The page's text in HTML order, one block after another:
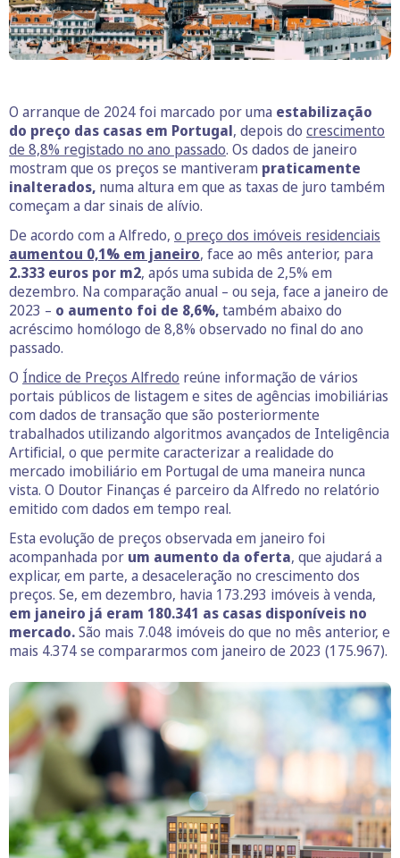
O arranque de 2024 foi marcado por uma estabilização
do preço das casas em Portugal, depois do crescimento
de 8,8% registado no ano passado. Os dados de janeiro
mostram que os preços se mantiveram praticamente
inalterados, numa altura em que as taxas de juro também
começam a dar sinais de alívio.
De acordo com a Alfredo, o preço dos imóveis residenciais
aumentou 0,1% em janeiro, face ao mês anterior, para
2.333 euros por m2, após uma subida de 2,5% em
dezembro. Na comparação anual – ou seja, face a janeiro de
2023 – o aumento foi de 8,6%,também abaixo do
acréscimo homólogo de 8,8% observado no final do ano
passado.
O Índice de Preços Alfredo reúne informação de vários
portais públicos de listagem e sites de agências imobiliárias
com dados de transação que são posteriormente
trabalhados utilizando algoritmos avançados de Inteligência
Artificial, o que permite caracterizar a realidade do
mercado imobiliário em Portugal de uma maneira nunca
vista. O Doutor Finanças é parceiro da Alfredo no relatório
emitido com dados em tempo real.
Esta evolução de preços observada em janeiro foi
acompanhada por um aumento da oferta, que ajudará a
explicar, em parte, a desaceleração no crescimento dos
preços. Se, em dezembro, havia 173.293 imóveis à venda,
em janeiro já eram 180.341 as casas disponíveis no
mercado.São mais 7.048 imóveis do que no mês anterior, e
mais 4.374 se compararmos com janeiro de 2023 (175.967).